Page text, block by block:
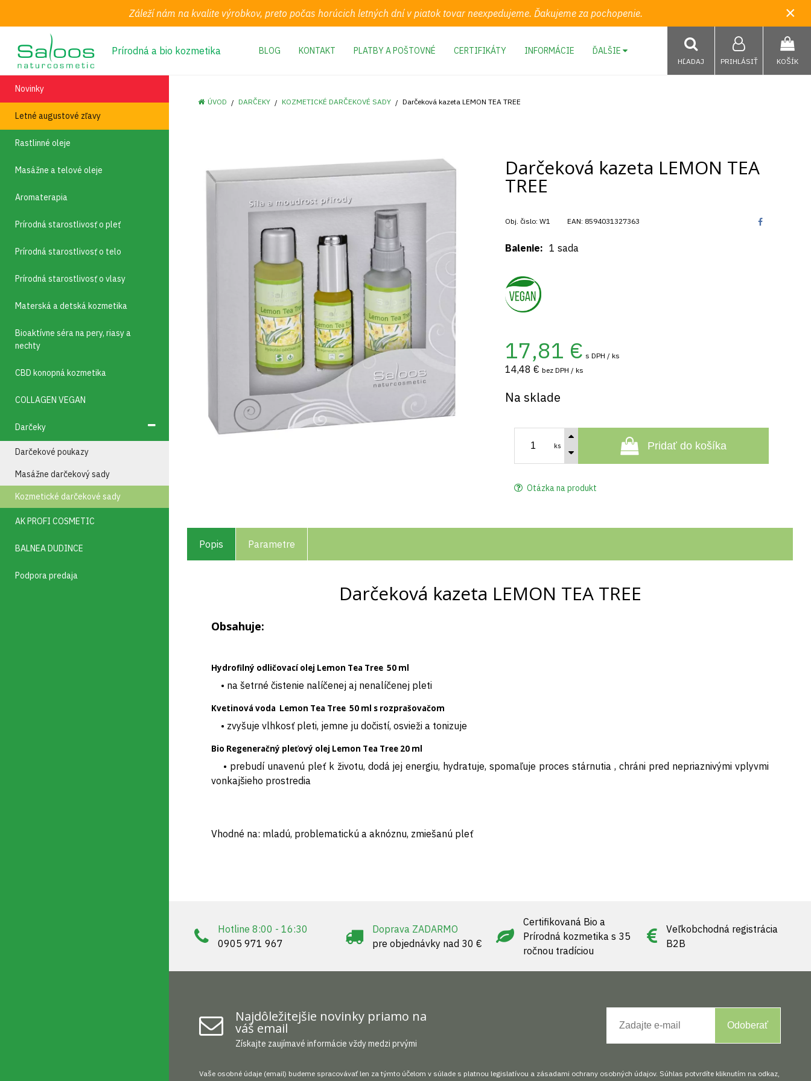
Záleží nám na kvalite výrobkov, preto počas horúcich letných dní v piatok tovar neexpedujeme. Ďakujeme za pochopenie. ×
Prírodná a bio kozmetika BLOG KONTAKT PLATBY A POŠTOVNÉ CERTIFIKÁTY INFORMÁCIE ĎALŠIE
KOŠÍK
PRIHLÁSIŤ
HĽADAJ
Novinky
Letné augustové zľavy
Rastlinné oleje
Masážne a telové oleje
Aromaterapia
Prírodná starostlivosť o pleť
Prírodná starostlivosť o telo
Prírodná starostlivosť o vlasy
Materská a detská kozmetika
Bioaktívne séra na pery, riasy a
nechty
CBD konopná kozmetika
COLLAGEN VEGAN
Darčeky
Darčekové poukazy
Masážne darčekový sady
Kozmetické darčekové sady
AK PROFI COSMETIC
BALNEA DUDINCE
Podpora predaja
ÚVOD DARČEKY KOZMETICKÉ DARČEKOVÉ SADY Darčeková kazeta LEMON TEA TREE
Darčeková kazeta LEMON TEA
TREE
Obj. čislo: W1 EAN: 8594031327363
Balenie 1 sada
17,81 € s DPH / ks
14,48 € bez DPH / ks
Na sklade
ks Pridať do košíka
Otázka na produkt
Popis Parametre
Darčeková kazeta LEMON TEA TREE
Obsahuje:
Hydrofilný odličovací olej Lemon Tea Tree 50 ml
• na šetrné čistenie nalíčenej aj nenalíčenej pleti
Kvetinová voda Lemon Tea Tree 50 ml s rozprašovačom
• zvyšuje vlhkosť pleti, jemne ju dočistí, osvieži a tonizuje
Bio Regeneračný pleťový olej Lemon Tea Tree 20 ml
• prebudí unavenú pleť k životu, dodá jej energiu, hydratuje, spomaľuje proces stárnutia , chráni pred nepriaznivými vplyvmi
vonkajšieho prostredia
Vhodné na: mladú, problematickú a aknóznu, zmiešanú pleť
Hotline 8:00 - 16:30
0905 971 967
Doprava ZADARMO
pre objednávky nad 30 €
Certifikovaná Bio a
Prírodná kozmetika s 35
ročnou tradíciou
Veľkobchodná registrácia
B2B
Najdôležitejšie novinky priamo na
váš email
Získajte zaujímavé informácie vždy medzi prvými
Odoberať
Vaše osobné údaje (email) budeme spracovávať len za týmto účelom v súlade s platnou legislatívou a zásadami ochrany osobných údajov. Súhlas potvrdíte kliknutím na odkaz,